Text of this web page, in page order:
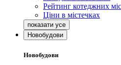
Рейтинг котеджних
Ціни в містечках
Новобудови
Новобудови